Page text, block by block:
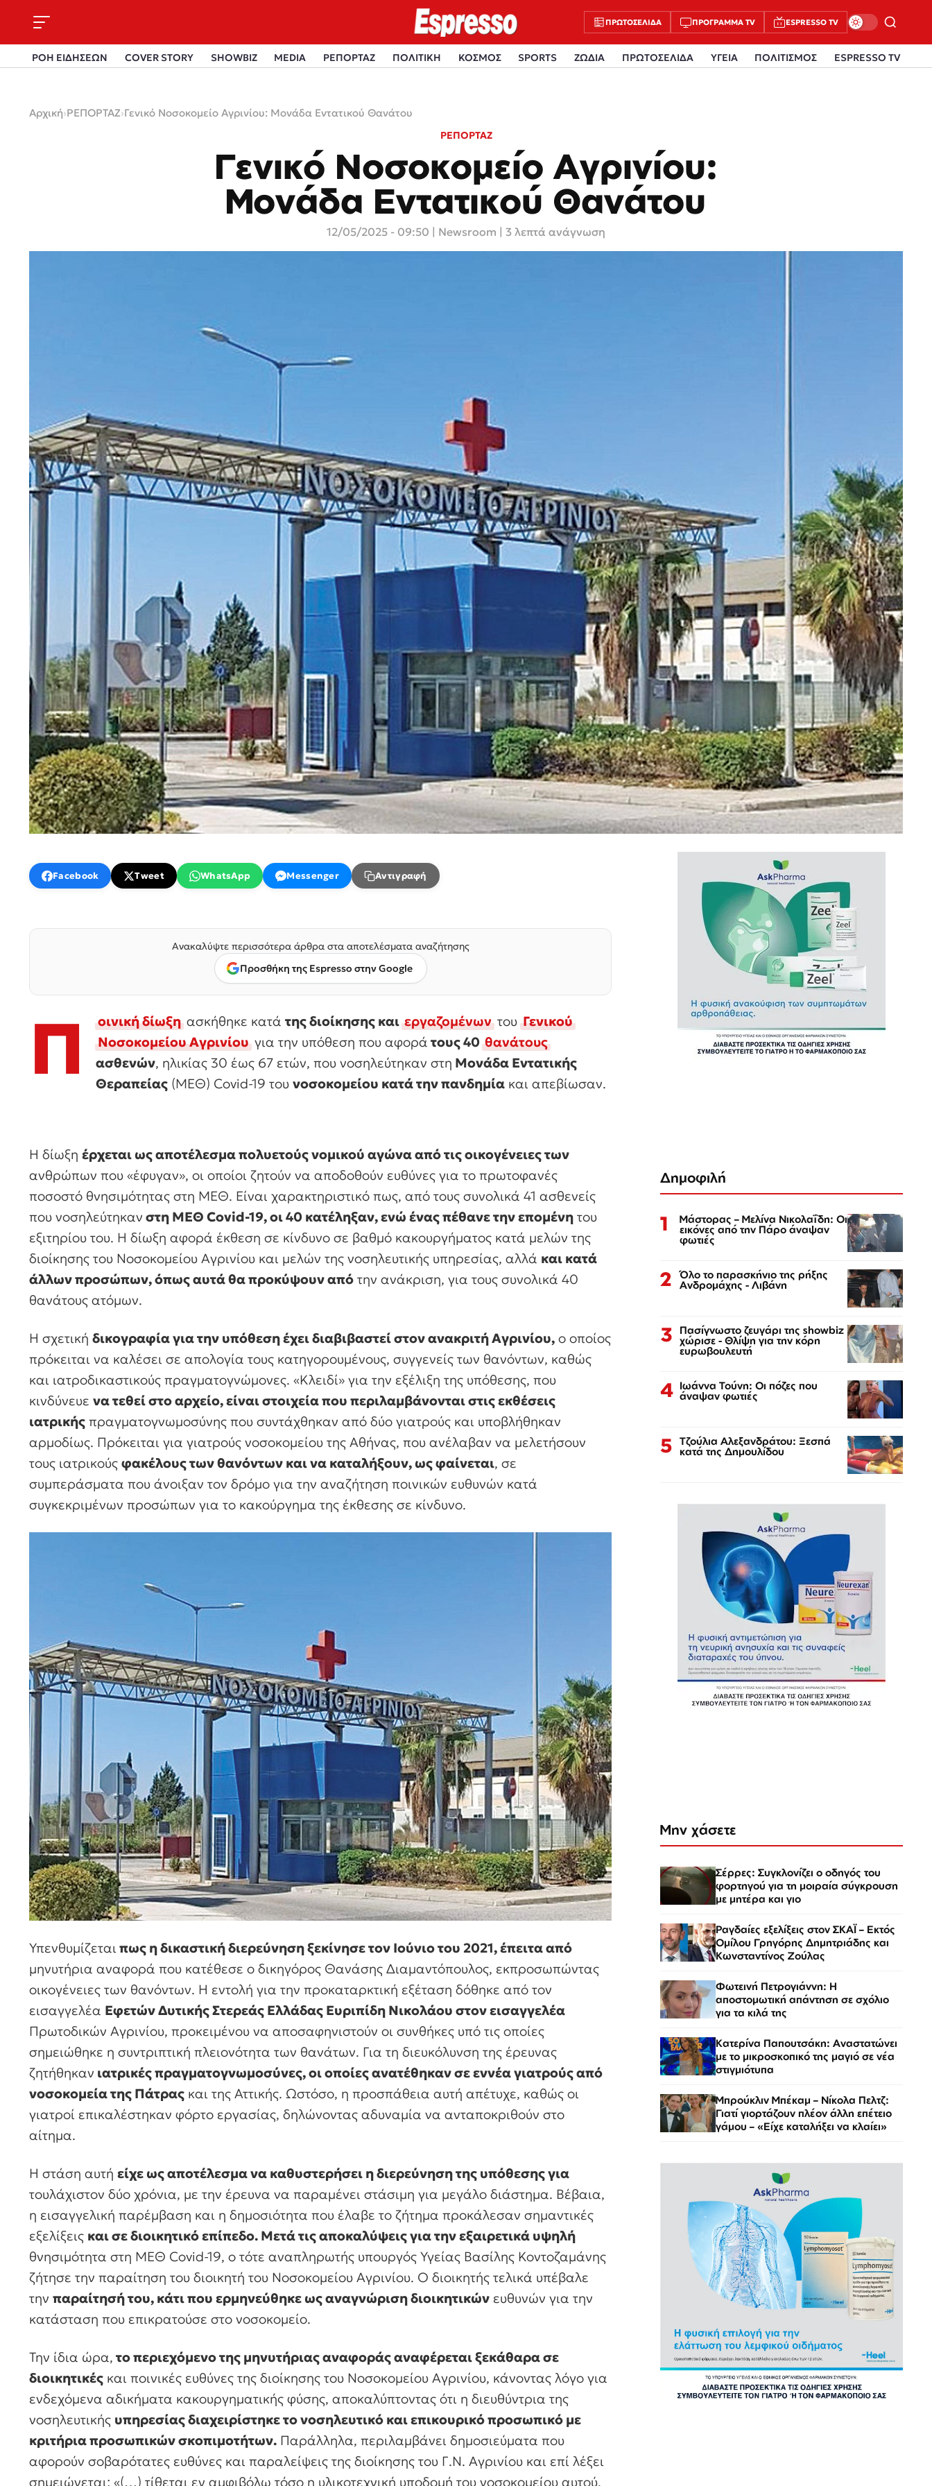
ΠΡΩΤΟΣΈΛΙΔΑ ΠΡΌΓΡΑΜΜΑ TV ESPRESSO TV
ΡΟΗ ΕΙΔΗΣΕΩΝ COVER STORY SHOWBIZ MEDIA ΡΕΠΟΡΤΑΖ ΠΟΛΙΤΙΚΗ ΚΟΣΜΟΣ SPORTS ΖΩΔΙΑ ΠΡΩΤΟΣΕΛΙΔΑ ΥΓΕΙΑ ΠΟΛΙΤΙΣΜΟΣ ESPRESSO TV
Αρχική›ΡΕΠΟΡΤΑΖ›Γενικό Νοσοκομείο Αγρινίου: Μονάδα Εντατικού Θανάτου
ΡΕΠΟΡΤΑΖ
Γενικό Νοσοκομείο Αγρινίου:
Μονάδα Εντατικού Θανάτου
12/05/2025 - 09:50 Newsroom | 3 λεπτά ανάγνωση
Facebook Tweet WhatsApp Messenger Αντιγραφή
Ανακαλύψτε περισσότερα άρθρα στα αποτελέσματα αναζήτησης
Προσθήκη της Espresso στην Google
Π οινική δίωξηασκήθηκε κατά της διοίκησης καιεργαζομένωντουΓενικού
Νοσοκομείου Αγρινίουγια την υπόθεση που αφορά τους 40θανάτους
ασθενών, ηλικίας 30 έως 67 ετών, που νοσηλεύτηκαν στη Μονάδα Εντατικής
Θεραπείας (ΜΕΘ) Covid-19 του νοσοκομείου κατά την πανδημία και απεβίωσαν.
Η δίωξη έρχεται ως αποτέλεσμα πολυετούς νομικού αγώνα από τις οικογένειες των
ανθρώπων που «έφυγαν», οι οποίοι ζητούν να αποδοθούν ευθύνες για το πρωτοφανές
ποσοστό θνησιμότητας στη ΜΕΘ. Είναι χαρακτηριστικό πως, από τους συνολικά 41 ασθενείς
που νοσηλεύτηκαν στη ΜΕΘ Covid-19, οι 40 κατέληξαν, ενώ ένας πέθανε την επομένη του
εξιτηρίου του. Η δίωξη αφορά έκθεση σε κίνδυνο σε βαθμό κακουργήματος κατά μελών της
διοίκησης του Νοσοκομείου Αγρινίου και μελών της νοσηλευτικής υπηρεσίας, αλλά και κατά
άλλων προσώπων, όπως αυτά θα προκύψουν από την ανάκριση, για τους συνολικά 40
θανάτους ατόμων.
Η σχετική δικογραφία για την υπόθεση έχει διαβιβαστεί στον ανακριτή Αγρινίου, ο οποίος
πρόκειται να καλέσει σε απολογία τους κατηγορουμένους, συγγενείς των θανόντων, καθώς
και ιατροδικαστικούς πραγματογνώμονες. «Κλειδί» για την εξέλιξη της υπόθεσης, που
κινδύνευε να τεθεί στο αρχείο, είναι στοιχεία που περιλαμβάνονται στις εκθέσεις
ιατρικής πραγματογνωμοσύνης που συντάχθηκαν από δύο γιατρούς και υποβλήθηκαν
αρμοδίως. Πρόκειται για γιατρούς νοσοκομείου της Αθήνας, που ανέλαβαν να μελετήσουν
τους ιατρικούς φακέλους των θανόντων και να καταλήξουν, ως φαίνεται, σε
συμπεράσματα που άνοιξαν τον δρόμο για την αναζήτηση ποινικών ευθυνών κατά
συγκεκριμένων προσώπων για το κακούργημα της έκθεσης σε κίνδυνο.
Υπενθυμίζεταιπως η δικαστική διερεύνηση ξεκίνησε τον Ιούνιο του 2021, έπειτα από
μηνυτήρια αναφορά που κατέθεσε ο δικηγόρος Θανάσης Διαμαντόπουλος, εκπροσωπώντας
οικογένειες των θανόντων. Η εντολή για την προκαταρκτική εξέταση δόθηκε από τον
εισαγγελέα Εφετών Δυτικής Στερεάς Ελλάδας Ευριπίδη Νικολάου στον εισαγγελέα
Πρωτοδικών Αγρινίου, προκειμένου να αποσαφηνιστούν οι συνθήκες υπό τις οποίες
σημειώθηκε η συντριπτική πλειονότητα των θανάτων. Για τη διευκόλυνση της έρευνας
ζητήθηκαν ιατρικές πραγματογνωμοσύνες, οι οποίες ανατέθηκαν σε εννέα γιατρούς από
νοσοκομεία της Πάτρας και της Αττικής. Ωστόσο, η προσπάθεια αυτή απέτυχε, καθώς οι
γιατροί επικαλέστηκαν φόρτο εργασίας, δηλώνοντας αδυναμία να ανταποκριθούν στο
αίτημα.
Η στάση αυτή είχε ως αποτέλεσμα να καθυστερήσει η διερεύνηση της υπόθεσης για
τουλάχιστον δύο χρόνια, με την έρευνα να παραμένει στάσιμη για μεγάλο διάστημα. Βέβαια,
η εισαγγελική παρέμβαση και η δημοσιότητα που έλαβε το ζήτημα προκάλεσαν σημαντικές
εξελίξεις και σε διοικητικό επίπεδο. Μετά τις αποκαλύψεις για την εξαιρετικά υψηλή
θνησιμότητα στη ΜΕΘ Covid-19, ο τότε αναπληρωτής υπουργός Υγείας Βασίλης Κοντοζαμάνης
ζήτησε την παραίτηση του διοικητή του Νοσοκομείου Αγρινίου. Ο διοικητής τελικά υπέβαλε
την παραίτησή του, κάτι που ερμηνεύθηκε ως αναγνώριση διοικητικών ευθυνών για την
κατάσταση που επικρατούσε στο νοσοκομείο.
Την ίδια ώρα, το περιεχόμενο της μηνυτήριας αναφοράς αναφέρεται ξεκάθαρα σε
διοικητικές και ποινικές ευθύνες της διοίκησης του Νοσοκομείου Αγρινίου, κάνοντας λόγο για
ενδεχόμενα αδικήματα κακουργηματικής φύσης, αποκαλύπτοντας ότι η διευθύντρια της
νοσηλευτικής υπηρεσίας διαχειρίστηκε το νοσηλευτικό και επικουρικό προσωπικό με
κριτήρια προσωπικών σκοπιμοτήτων. Παράλληλα, περιλαμβάνει δημοσιεύματα που
αφορούν σοβαρότατες ευθύνες και παραλείψεις της διοίκησης του Γ.Ν. Αγρινίου και επί λέξει
σημειώνεται: «(…) τίθεται εν αμφιβόλω τόσο η υλικοτεχνική υποδομή του νοσοκομείου αυτού,
Δημοφιλή
1 Μάστορας – Μελίνα Νικολαΐδη: Οι
εικόνες από την Πάρο άναψαν
φωτιές
2 Όλο το παρασκήνιο της ρήξης
Ανδρομάχης - Λιβάνη
3 Πασίγνωστο ζευγάρι της showbiz
χώρισε - Θλίψη για την κόρη
ευρωβουλευτή
4 Ιωάννα Τούνη: Οι πόζες που
άναψαν φωτιές
5 Τζούλια Αλεξανδράτου: Ξεσπά
κατά της Δημουλίδου
Μην χάσετε
Σέρρες: Συγκλονίζει ο οδηγός του
φορτηγού για τη μοιραία σύγκρουση
με μητέρα και γιο
Ραγδαίες εξελίξεις στον ΣΚΑΪ – Εκτός
Ομίλου Γρηγόρης Δημητριάδης και
Κωνσταντίνος Ζούλας
Φωτεινή Πετρογιάννη: Η
αποστομωτική απάντηση σε σχόλιο
για τα κιλά της
Κατερίνα Παπουτσάκη: Αναστατώνει
με το μικροσκοπικό της μαγιό σε νέα
στιγμιότυπα
Μπρούκλιν Μπέκαμ – Νίκολα Πελτζ:
Γιατί γιορτάζουν πλέον άλλη επέτειο
γάμου – «Είχε καταλήξει να κλαίει»